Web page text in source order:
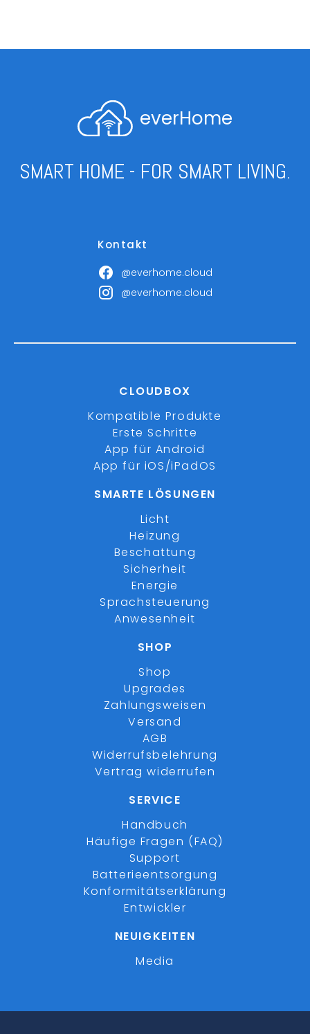
everHome
SMART HOME - FOR SMART LIVING.
Kontakt
@everhome.cloud
@everhome.cloud
CLOUDBOX
Kompatible Produkte
Erste Schritte
App für Android
App für iOS/iPadOS
SMARTE LÖSUNGEN
Licht
Heizung
Beschattung
Sicherheit
Energie
Sprachsteuerung
Anwesenheit
SHOP
Shop
Upgrades
Zahlungsweisen
Versand
AGB
Widerrufsbelehrung
Vertrag widerrufen
SERVICE
Handbuch
Häufige Fragen (FAQ)
Support
Batterieentsorgung
Konformitätserklärung
Entwickler
NEUIGKEITEN
Media